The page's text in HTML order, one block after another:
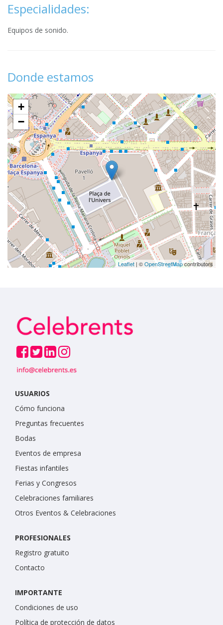
Especialidades:
Equipos de sonido.
Donde estamos
+
−
Leaflet | ©OpenStreetMapcontributors
USUARIOS
Cómo funciona
Preguntas frecuentes
Bodas
Eventos de empresa
Fiestas infantiles
Ferias y Congresos
Celebraciones familiares
Otros Eventos & Celebraciones
PROFESIONALES
Registro gratuito
Contacto
IMPORTANTE
Condiciones de uso
Política de protección de datos